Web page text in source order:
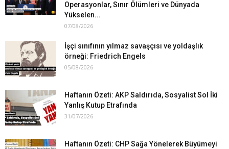
Operasyonlar, Sınır Ölümleri ve Dünyada
Yükselen...
07/08/2026
İşçi sınıfının yılmaz savaşçısı ve yoldaşlık
örneği: Friedrich Engels
05/08/2026
Haftanın Özeti: AKP Saldırıda, Sosyalist Sol İki
Yanlış Kutup Etrafında
31/07/2026
Haftanın Özeti: CHP Sağa Yönelerek Büyümeyi